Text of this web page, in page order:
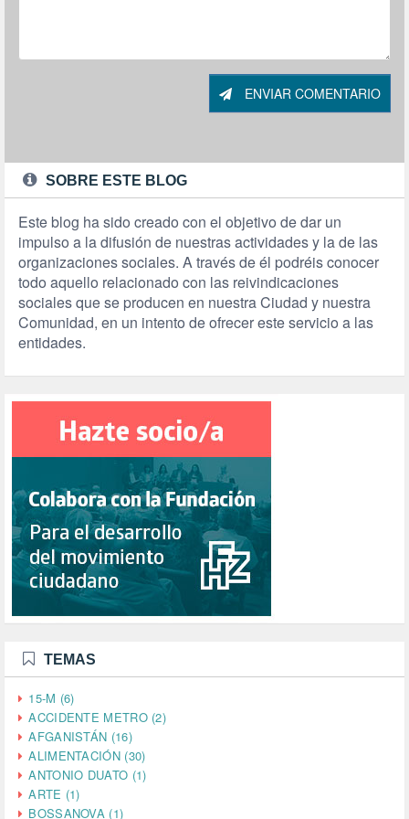
ENVIAR COMENTARIO
SOBRE ESTE BLOG
Este blog ha sido creado con el objetivo de dar un
impulso a la difusión de nuestras actividades y la de las
organizaciones sociales. A través de él podréis conocer
todo aquello relacionado con las reivindicaciones
sociales que se producen en nuestra Ciudad y nuestra
Comunidad, en un intento de ofrecer este servicio a las
entidades.
TEMAS
15-M (6)
ACCIDENTE METRO (2)
AFGANISTÁN (16)
ALIMENTACIÓN (30)
ANTONIO DUATO (1)
ARTE (1)
BOSSANOVA (1)